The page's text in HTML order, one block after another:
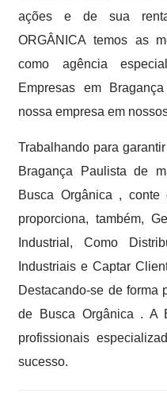
ações e de sua
ORGÂNICA temos as
como agência
Empresas em
nossa empresa em
Trabalhando para
Bragança Paulista de
Busca Orgânica ,
proporciona, também,
Industrial, Como
Industriais e Captar
Destacando-se de forma
de Busca Orgânica . A
profissionais
sucesso.